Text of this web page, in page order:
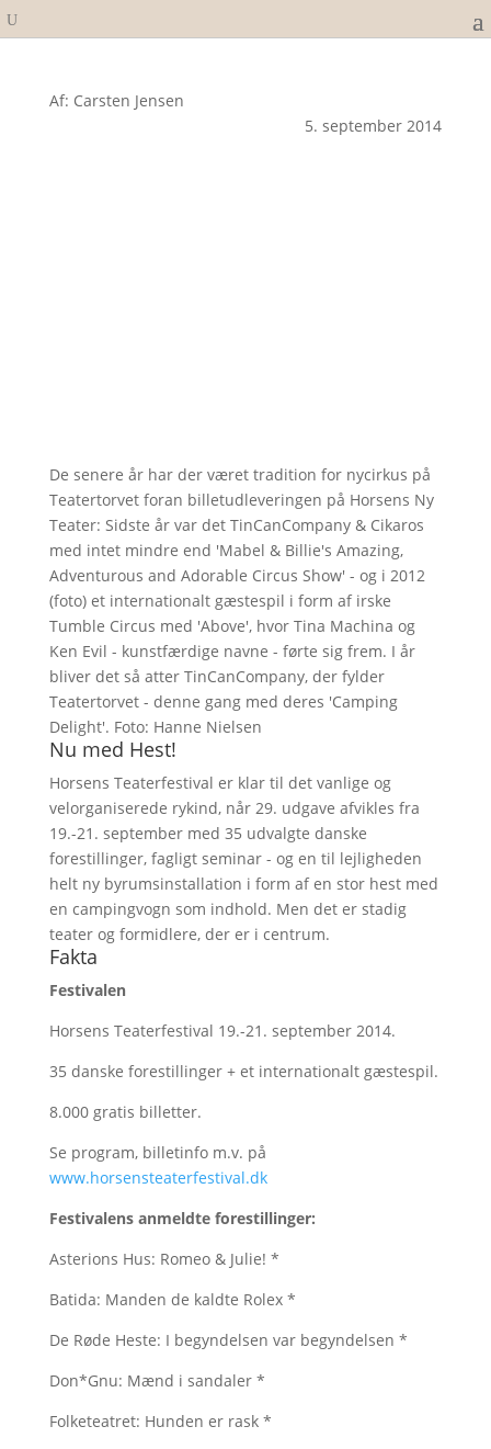
Af: Carsten Jensen
5. september 2014
De senere år har der været tradition for nycirkus på
Teatertorvet foran billetudleveringen på Horsens Ny
Teater: Sidste år var det TinCanCompany & Cikaros
med intet mindre end 'Mabel & Billie's Amazing,
Adventurous and Adorable Circus Show' - og i 2012
(foto) et internationalt gæstespil i form af irske
Tumble Circus med 'Above', hvor Tina Machina og
Ken Evil - kunstfærdige navne - førte sig frem. I år
bliver det så atter TinCanCompany, der fylder
Teatertorvet - denne gang med deres 'Camping
Delight'. Foto: Hanne Nielsen
Nu med Hest!
Horsens Teaterfestival er klar til det vanlige og
velorganiserede rykind, når 29. udgave afvikles fra
19.-21. september med 35 udvalgte danske
forestillinger, fagligt seminar - og en til lejligheden
helt ny byrumsinstallation i form af en stor hest med
en campingvogn som indhold. Men det er stadig
teater og formidlere, der er i centrum.
Fakta
Festivalen
Horsens Teaterfestival 19.-21. september 2014.
35 danske forestillinger + et internationalt gæstespil.
8.000 gratis billetter.
Se program, billetinfo m.v. på
www.horsensteaterfestival.dk
Festivalens anmeldte forestillinger:
Asterions Hus: Romeo & Julie! *
Batida: Manden de kaldte Rolex *
De Røde Heste: I begyndelsen var begyndelsen *
Don*Gnu: Mænd i sandaler *
Folketeatret: Hunden er rask *